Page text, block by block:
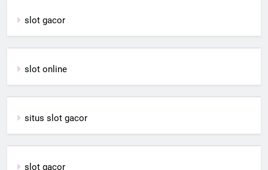
slot gacor
slot online
situs slot gacor
slot gacor